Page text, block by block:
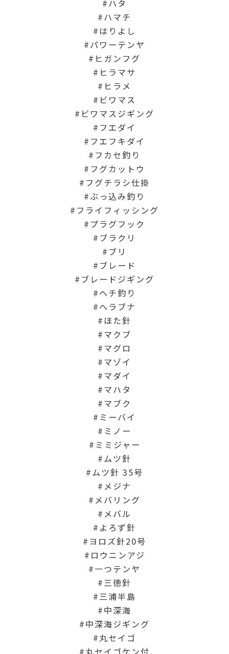
ハタ
ハマチ
はりよし
パワーテンヤ
ヒガンフグ
ヒラマサ
ヒラメ
ビワマス
ビワマスジギング
フエダイ
フエフキダイ
フカセ釣り
フグカットウ
フグチラシ仕掛
ぶっ込み釣り
フライフィッシング
プラグフック
ブラクリ
ブリ
ブレード
ブレードジギング
ヘチ釣り
ヘラブナ
ほた針
マクブ
マグロ
マゾイ
マダイ
マハタ
マブク
ミーバイ
ミノー
ミミジャー
ムツ針
ムツ針 35号
メジナ
メバリング
メバル
よろず針
ヨロズ針20号
ロウニンアジ
一つテンヤ
三徳針
三浦半島
中深海
中深海ジギング
丸セイゴ
丸セイゴケン付